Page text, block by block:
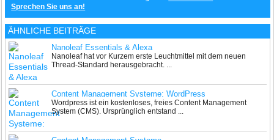
Sprechen Sie uns an!
ÄHNLICHE BEITRÄGE
Nanoleaf Essentials & Alexa
Nanoleaf hat vor Kurzem erste Leuchtmittel mit dem neuen
Thread-Standard herausgebracht. ...
Content Management Systeme: WordPress
Wordpress ist ein kostenloses, freies Content Management
System (CMS). Ursprünglich entstand ...